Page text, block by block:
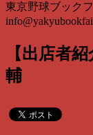
東京野球ブック
【出店者
輔